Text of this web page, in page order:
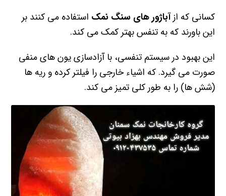
کسانی که ازآباژور های سنگ نمک استفاده می کنند بر
این باورند که به تنفس بهتر کمک می کند.
این بهبود در سیستم تنفسی، با آزادسازی یون های منفی
صورت می گیرد. که اشیاء خارجی را فیلتر کرده و ریه ها
(شش ها) را به طور کلی تمیز می کند.